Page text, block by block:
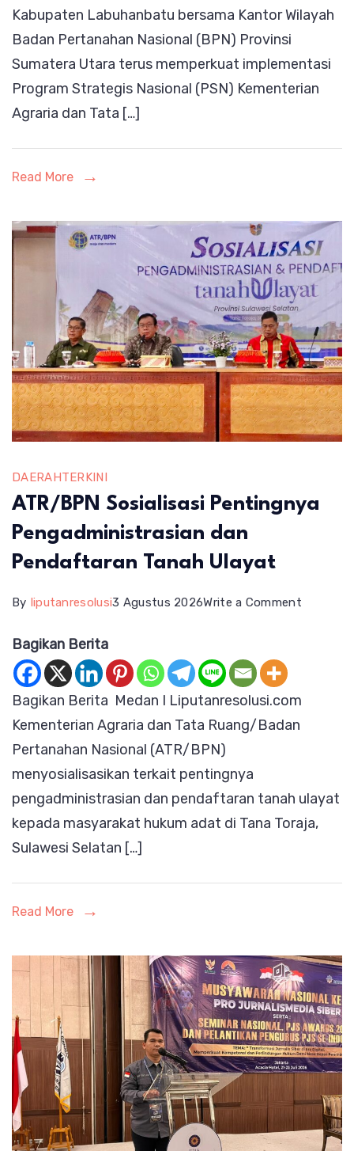
Strategis
Lewat
Kabupaten Labuhanbatu bersama Kantor Wilayah
Badan Pertanahan Nasional (BPN) Provinsi
Sumatera Utara terus memperkuat implementasi
Program Strategis Nasional (PSN) Kementerian
Agraria dan Tata […]
Read More
DAERAHTERKINI
ATR/BPN Sosialisasi Pentingnya
Pengadministrasian dan
Pendaftaran Tanah Ulayat
By liputanresolusi3 Agustus 2026Write a Commenton
Ulayat
Bagikan Berita
Bagikan Berita Medan I Liputanresolusi.com
Kementerian Agraria dan Tata Ruang/Badan
Pertanahan Nasional (ATR/BPN)
menyosialisasikan terkait pentingnya
pengadministrasian dan pendaftaran tanah ulayat
kepada masyarakat hukum adat di Tana Toraja,
Sulawesi Selatan […]
Read More